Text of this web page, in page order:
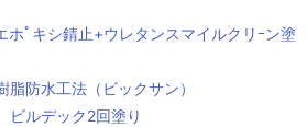
ホﾟキシ錆止+ウレタンスマイルクリｰン塗
防水工法（ビックサン）
ビルデック2回塗り